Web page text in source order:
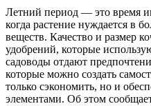
Летний период — это время
когда растение нуждается в
веществ. Качество и размер
удобрений, которые
садоводы отдают
которые можно создать
только сэкономить, но и
элементами. Об этом